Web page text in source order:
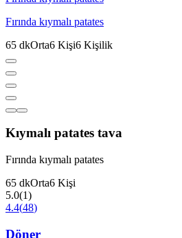
Fırında kıymalı patates
65 dkOrta6 Kişi6 Kişilik
Kıymalı patates tava
Fırında kıymalı patates
65 dkOrta6 Kişi
5.0(1)
4.4(48)
Döner